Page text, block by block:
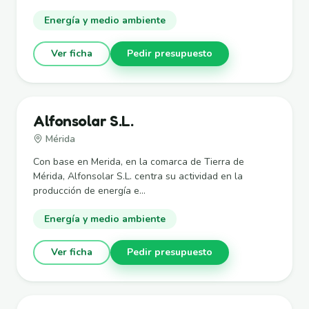
Energía y medio ambiente
Ver ficha Pedir presupuesto
Alfonsolar S.L.
Mérida
Con base en Merida, en la comarca de Tierra de
Mérida, Alfonsolar S.L. centra su actividad en la
producción de energía e...
Energía y medio ambiente
Ver ficha Pedir presupuesto